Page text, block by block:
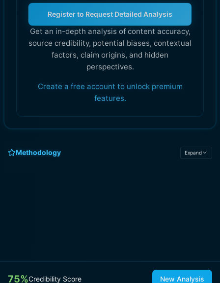
Register to Request Detailed Analysis
Get an in-depth analysis of content accuracy,
source credibility, potential biases, contextual
factors, claim origins, and hidden
perspectives.
Create a free account to unlock premium
features.
Methodology Expand
75%Credibility Score New Analysis